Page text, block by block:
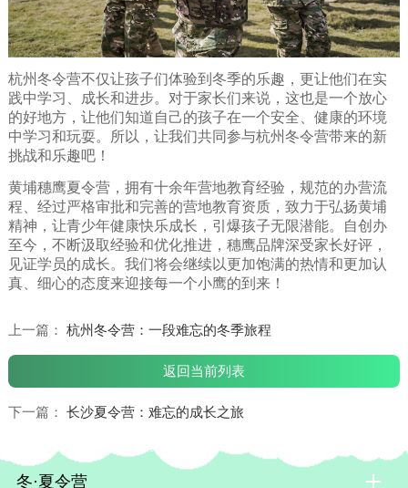
杭州冬令营不仅让孩子们体验到冬季的乐趣，更让他们在实
践中学习、成长和进步。对于家长们来说，这也是一个放心
的好地方，让他们知道自己的孩子在一个安全、健康的环境
中学习和玩耍。所以，让我们共同参与杭州冬令营带来的新
挑战和乐趣吧！
黄埔穗鹰夏令营，拥有十余年营地教育经验，规范的办营流
程、经过严格审批和完善的营地教育资质，致力于弘扬黄埔
精神，让青少年健康快乐成长，引爆孩子无限潜能。自创办
至今，不断汲取经验和优化推进，穗鹰品牌深受家长好评，
见证学员的成长。我们将会继续以更加饱满的热情和更加认
真、细心的态度来迎接每一个小鹰的到来！
上一篇： 杭州冬令营：一段难忘的冬季旅程
返回当前列表
下一篇： 长沙夏令营：难忘的成长之旅
冬·夏令营